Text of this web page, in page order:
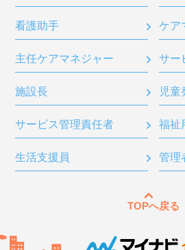
看護助手 ケア
主任ケアマネジャー サー
施設長 児童
サービス管理責任者 福祉
生活支援員 管理
TOPへ戻る